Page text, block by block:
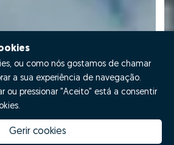
ou como nós gostamos de chamar
a sua experiência de navegação.
ou pressionar "Aceito" está a consentir
Gerir cookies